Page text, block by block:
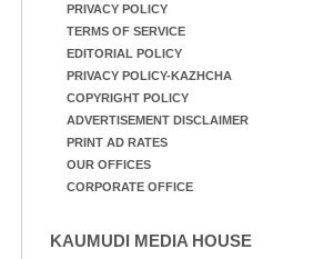
PRIVACY POLICY
TERMS OF SERVICE
EDITORIAL POLICY
PRIVACY POLICY-KAZHCHA
COPYRIGHT POLICY
ADVERTISEMENT DISCLAIMER
PRINT AD RATES
OUR OFFICES
CORPORATE OFFICE
KAUMUDI MEDIA HOUSE